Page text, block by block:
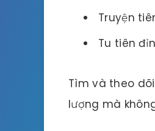
Truyện
Tu tiên
Tìm và theo
lượng mà